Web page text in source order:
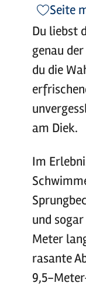
Seite
Du liebst
genau
du die
am Diek.
Im
und
Meter
rasante
9,5-